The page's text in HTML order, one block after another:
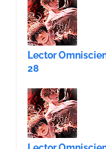
Lector
28